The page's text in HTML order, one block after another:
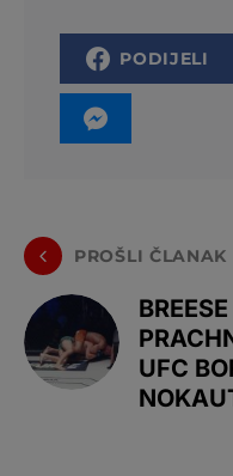
PODIJELI
PROŠLI ČLANAK
UFC